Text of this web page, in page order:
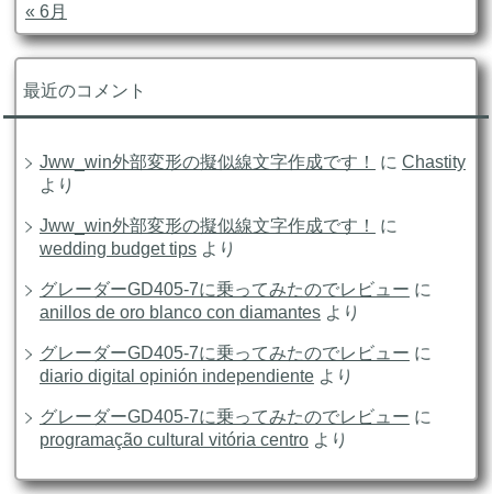
« 6月
最近のコメント
Jww_win外部変形の擬似線文字作成です！ に Chastity
より
Jww_win外部変形の擬似線文字作成です！
に
wedding budget tipsより
グレーダーGD405-7に乗ってみたのでレビュー に
anillos de oro blanco con diamantesより
グレーダーGD405-7に乗ってみたのでレビュー に
diario digital opinión independienteより
グレーダーGD405-7に乗ってみたのでレビュー に
programação cultural vitória centroより